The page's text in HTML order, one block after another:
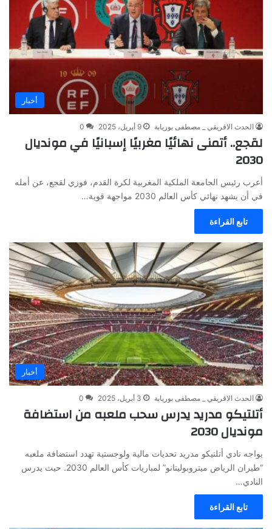
أخبار
الحدث الافريقي _ مصطفى بوريابة 9 أبريل، 2025 0
لقجع.. أتمنى نهائيًا مغربيًا إسبانيًا في مونديال
2030
أعرب رئيس الجامعة الملكية المغربية لكرة القدم، فوزي لقجع، عن أمله
في أن يشهد نهائي كأس العالم 2030 مواجهة قوية…
تابع القراءة
أخبار
الحدث الافريقي _ مصطفى بوريابة 3 أبريل، 2025 0
أتلتيكو مدريد يدرس سحب ملعبه من استضافة
مونديال 2030
يواجه نادي أتلتيكو مدريد تحديات مالية ولوجستية تهدد استضافة ملعبه
“طيران الرياض ميتروبوليتانو” لمباريات كأس العالم 2030. حيث يدرس
النادي…
تابع القراءة